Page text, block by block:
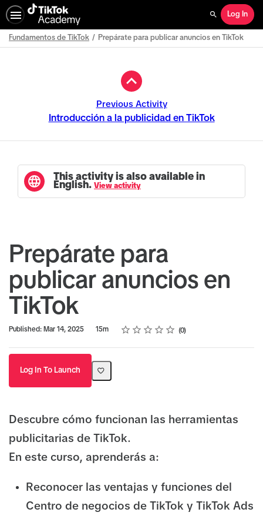
Search
Log In
Fundamentos de TikTok Prepárate para publicar anuncios en TikTok
Previous Activity
Introducción a la publicidad en TikTok
This activity is also available in
English. View activity
Prepárate para
publicar anuncios en
TikTok
Published: Mar 14, 2025
Duration 15m Rating
1 star
2 stars
3 stars
4 stars
5 stars
Average rating: 0 0
No reviews
Log In To Launch
Descubre cómo funcionan las herramientas
publicitarias de TikTok.
En este curso, aprenderás a:
Reconocer las ventajas y funciones del
Centro de negocios de TikTok y TikTok Ads